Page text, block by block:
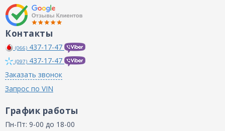
Контакты
(066) 437-17-47
(097) 437-17-47
Заказать звонок
Запрос по VIN
График работы
Пн-Пт: 9-00 до 18-00